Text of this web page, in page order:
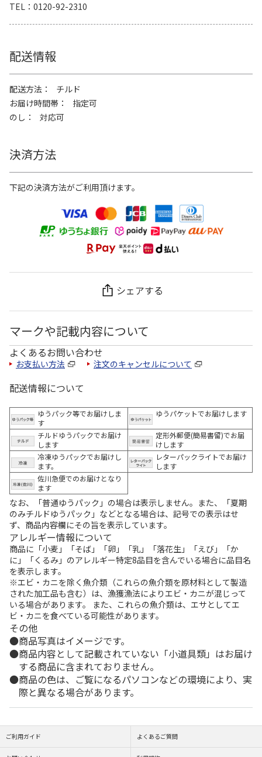
TEL
0120-92-2310
配送情報
配送方法
チルド
お届け時間帯
指定可
のし
対応可
決済方法
下記の決済方法がご利用頂けます。
シェアする
マークや記載内容について
よくあるお問い合わせ
お支払い方法 注文のキャンセルについて
配送情報について
ゆうパック等でお届けしま
す
ゆうパケットでお届けします
チルドゆうパックでお届け
します
定形外郵便(簡易書留)でお届
けします
冷凍ゆうパックでお届けし
ます。
レターパックライトでお届け
します
佐川急便でのお届けとなり
ます
なお、「普通ゆうパック」の場合は表示しません。また、「夏期
のみチルドゆうパック」などとなる場合は、記号での表示はせ
ず、商品内容欄にその旨を表示しています。
アレルギー情報について
商品に「小麦」「そば」「卵」「乳」「落花生」「えび」「か
に」「くるみ」のアレルギー特定8品目を含んでいる場合に品目名
を表示します。
※エビ・カニを除く魚介類（これらの魚介類を原材料として製造
された加工品も含む）は、漁獲漁法によりエビ・カニが混じって
いる場合があります。 また、これらの魚介類は、エサとしてエ
ビ・カニを食べている可能性があります。
その他
商品写真はイメージです。
商品内容として記載されていない「小道具類」はお届け
する商品に含まれておりません。
商品の色は、ご覧になるパソコンなどの環境により、実
際と異なる場合があります。
ご利用ガイド よくあるご質問